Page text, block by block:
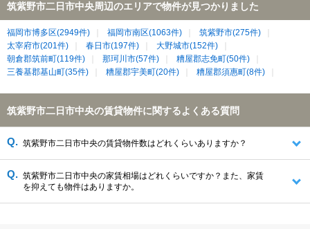
筑紫野市二日市中央周辺のエリアで物件が見つかりました
福岡市博多区(2949件) 福岡市南区(1063件)
筑紫野市(275件)
太宰府市(201件)
春日市(197件)
大野城市(152件)
朝倉郡筑前町(119件)
那珂川市(57件)
糟屋郡志免町(50件)
三養基郡基山町(35件)
糟屋郡宇美町(20件) 糟屋郡須惠町(8件)
筑紫野市二日市中央の賃貸物件に関するよくある質問
筑紫野市二日市中央の賃貸物件数はどれくらいありますか？
筑紫野市二日市中央の家賃相場はどれくらいですか？また、家賃
を抑えても物件はありますか。